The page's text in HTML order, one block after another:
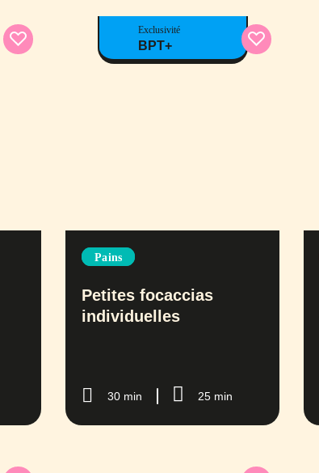
Exclusivité
BPT+
Pains
Petites focaccias
individuelles
30 min 25 min